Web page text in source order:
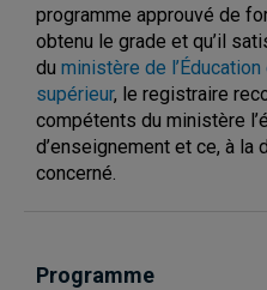
programme approuvé de
obtenu le grade et qu’il
du ministère de
supérieur, le registraire
compétents du ministère
d’enseignement et ce, à la
concerné.
Programme